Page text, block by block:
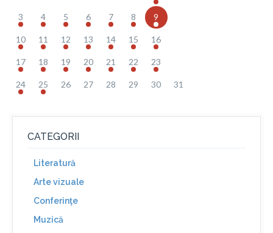
3 4 5 6 7 8 9
10 11 12 13 14 15 16
17 18 19 20 21 22 23
24 25 26 27 28 29 30 31
CATEGORII
Literatură
Arte vizuale
Conferinţe
Muzică